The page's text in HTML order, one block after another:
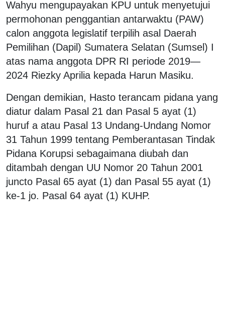
Wahyu mengupayakan KPU untuk menyetujui
permohonan penggantian antarwaktu (PAW)
calon anggota legislatif terpilih asal Daerah
Pemilihan (Dapil) Sumatera Selatan (Sumsel) I
atas nama anggota DPR RI periode 2019—
2024 Riezky Aprilia kepada Harun Masiku.
Dengan demikian, Hasto terancam pidana yang
diatur dalam Pasal 21 dan Pasal 5 ayat (1)
huruf a atau Pasal 13 Undang-Undang Nomor
31 Tahun 1999 tentang Pemberantasan Tindak
Pidana Korupsi sebagaimana diubah dan
ditambah dengan UU Nomor 20 Tahun 2001
juncto Pasal 65 ayat (1) dan Pasal 55 ayat (1)
ke-1 jo. Pasal 64 ayat (1) KUHP.